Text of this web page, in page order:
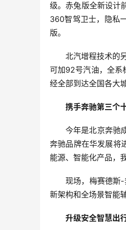
级。赤兔版全新设计
360智驾卫士，隐私
版。
北汽增程技术的
可加92号汽油，全系
经全部到达全国各大
携手奔驰第三个
今年是北京奔驰
奔驰品牌在华发展将
能源、智能化产品，
现场，梅赛德斯
新架构和全场景智能
升级安全智慧出